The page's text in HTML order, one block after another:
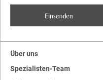
Über uns
Spezialisten-Team